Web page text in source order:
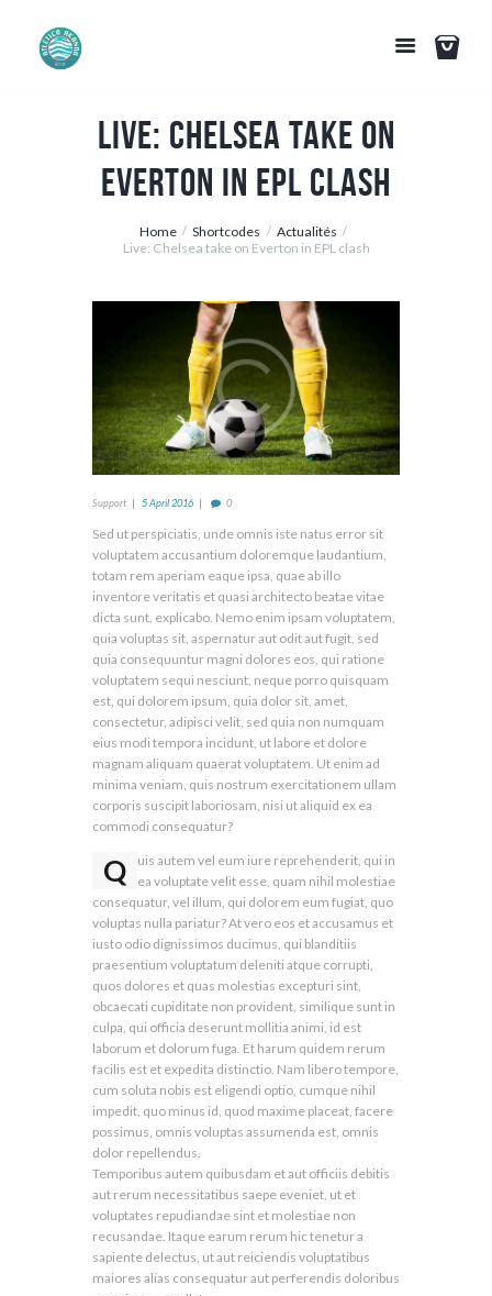
Live: Chelsea take on
Everton in EPL clash
Home Shortcodes
Actualités
Live: Chelsea take on Everton in EPL clash
Support 5 April 2016 0
Sed ut perspiciatis, unde omnis iste natus error sit
voluptatem accusantium doloremque laudantium,
totam rem aperiam eaque ipsa, quae ab illo
inventore veritatis et quasi architecto beatae vitae
dicta sunt, explicabo. Nemo enim ipsam voluptatem,
quia voluptas sit, aspernatur aut odit aut fugit, sed
quia consequuntur magni dolores eos, qui ratione
voluptatem sequi nesciunt, neque porro quisquam
est, qui dolorem ipsum, quia dolor sit, amet,
consectetur, adipisci velit, sed quia non numquam
eius modi tempora incidunt, ut labore et dolore
magnam aliquam quaerat voluptatem. Ut enim ad
minima veniam, quis nostrum exercitationem ullam
corporis suscipit laboriosam, nisi ut aliquid ex ea
commodi consequatur?
Q
uis autem vel eum iure reprehenderit, qui in
ea voluptate velit esse, quam nihil molestiae
consequatur, vel illum, qui dolorem eum fugiat, quo
voluptas nulla pariatur? At vero eos et accusamus et
iusto odio dignissimos ducimus, qui blanditiis
praesentium voluptatum deleniti atque corrupti,
quos dolores et quas molestias excepturi sint,
obcaecati cupiditate non provident, similique sunt in
culpa, qui officia deserunt mollitia animi, id est
laborum et dolorum fuga. Et harum quidem rerum
facilis est et expedita distinctio. Nam libero tempore,
cum soluta nobis est eligendi optio, cumque nihil
impedit, quo minus id, quod maxime placeat, facere
possimus, omnis voluptas assumenda est, omnis
dolor repellendus.
Temporibus autem quibusdam et aut officiis debitis
aut rerum necessitatibus saepe eveniet, ut et
voluptates repudiandae sint et molestiae non
recusandae. Itaque earum rerum hic tenetur a
sapiente delectus, ut aut reiciendis voluptatibus
maiores alias consequatur aut perferendis doloribus